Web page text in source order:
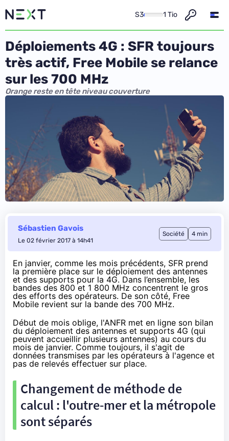
S3 1 Tio
Déploiements 4G : SFR toujours
très actif, Free Mobile se relance
sur les 700 MHz
Orange reste en tête niveau couverture
Sébastien Gavois
Le 02 février 2017 à 14h41
Société 4 min
En janvier, comme les mois précédents, SFR prend
la première place sur le déploiement des antennes
et des supports pour la 4G. Dans l’ensemble, les
bandes des 800 et 1 800 MHz concentrent le gros
des efforts des opérateurs. De son côté, Free
Mobile revient sur la bande des 700 MHz.
Début de mois oblige, l'ANFR met en ligne son bilan
du déploiement des antennes et supports 4G (qui
peuvent accueillir plusieurs antennes) au cours du
mois de janvier. Comme toujours, il s'agit de
données transmises par les opérateurs à l'agence et
pas de relevés effectuer sur place.
Changement de méthode de
calcul : l'outre-mer et la métropole
sont séparés